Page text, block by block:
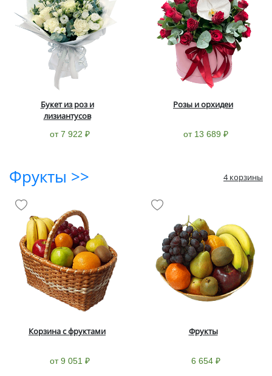
Букет из роз и
лизиантусов
от 7 922 ₽
Розы и орхидеи
от 13 689 ₽
Фрукты >> 4 корзины
Корзина с фруктами
от 9 051 ₽
Фрукты
6 654 ₽